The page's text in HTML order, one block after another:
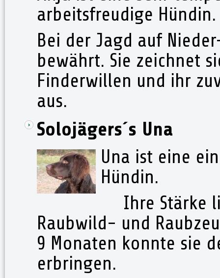
arbeitsfreudige Hündin.
Bei der Jagd auf
bewährt. Sie zeichnet
Finderwillen und ihr
aus.
Solojägers´s Una
Una ist eine
Hündin.
Ihre Stärke
Raubwild- und
9 Monaten konnte sie
erbringen.